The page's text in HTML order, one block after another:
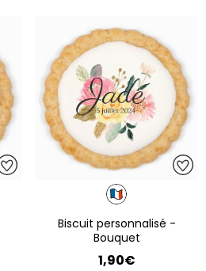
Biscuit personnalisé -
Bouquet
1,90€